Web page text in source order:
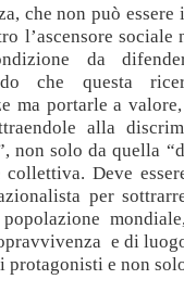
che non può essere
l’ascensore sociale
da
che questa
ma portarle a
alla
non solo da quella
Deve
per
e di
protagonisti e non